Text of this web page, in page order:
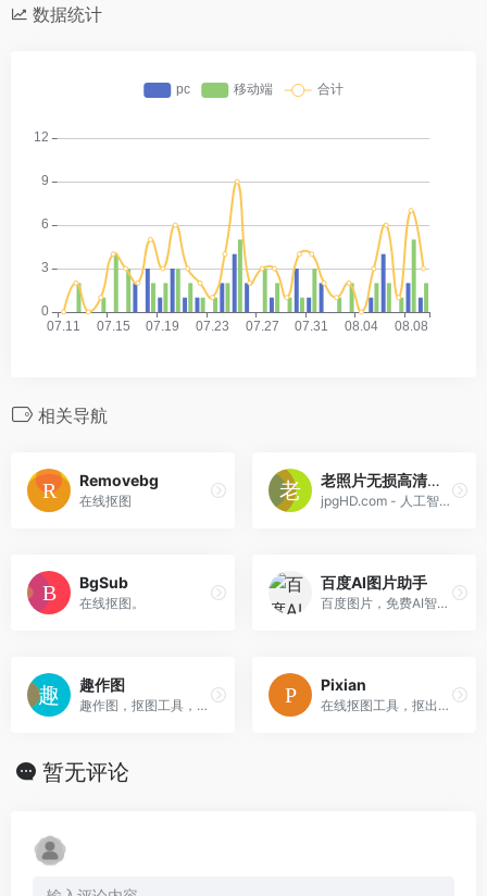
数据统计
相关导航
Removebg
在线抠图
老照片无损高清修复
jpgHD.com - 人工智能老照片无损修复，利用2023年最先进人工智能 AI 将老照片无损高清修复（支持老照片修复、老照片上色和魔法动态照片）
BgSub
在线抠图。
百度AI图片助手
百度图片，免费AI智能图像生成工具与海量高清图片资源，轻松去水印、抠图、照片修复与文字生成图片功能。高效完成创意设计，免费体验无限可能！
趣作图
趣作图，抠图工具，专注于人像、宠物、汽车等物品的智能抠图，具备透明背景、场景切换、证件照制作等功能，是UP主、微商、淘宝店家、运营人员和产品美术必备的图片编辑器。
Pixian
在线抠图工具，抠出来的图片无需注册无需登录即可高清下载。
暂无评论